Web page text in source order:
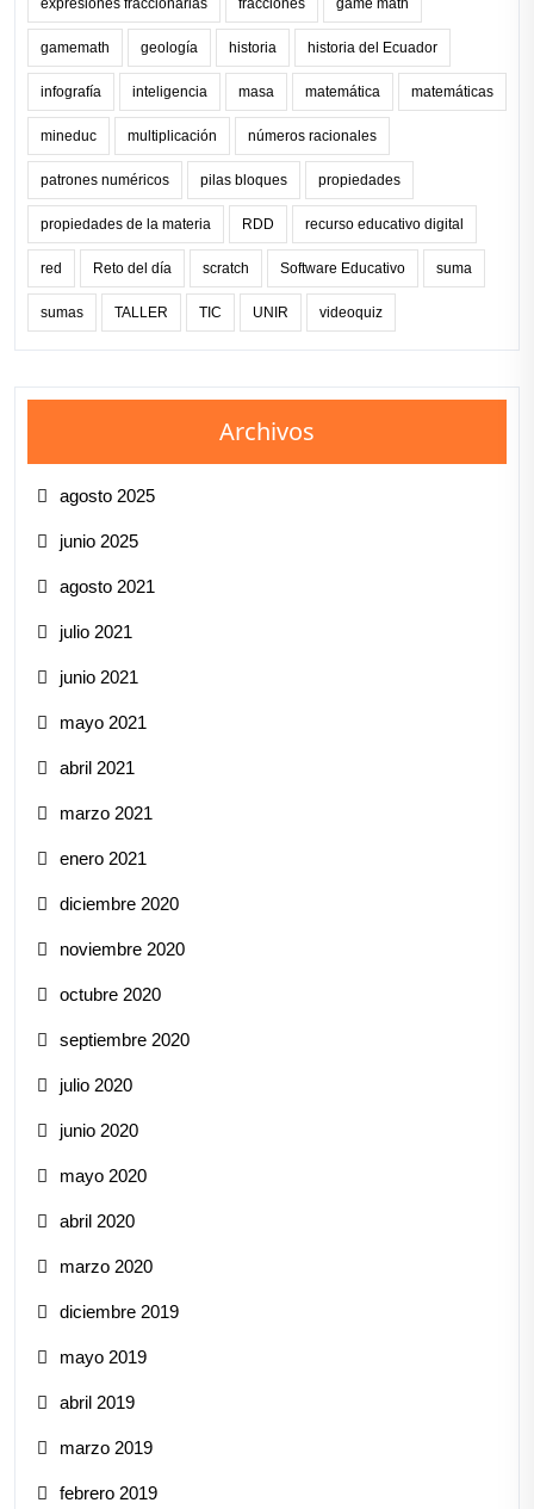
expresiones fraccionarias fracciones game math
gamemath geología historia historia del Ecuador
infografía inteligencia masa matemática matemáticas
mineduc multiplicación números racionales
patrones numéricos pilas bloques propiedades
propiedades de la materia RDD recurso educativo digital
red Reto del día scratch Software Educativo suma
sumas TALLER TIC UNIR videoquiz
Archivos
agosto 2025
junio 2025
agosto 2021
julio 2021
junio 2021
mayo 2021
abril 2021
marzo 2021
enero 2021
diciembre 2020
noviembre 2020
octubre 2020
septiembre 2020
julio 2020
junio 2020
mayo 2020
abril 2020
marzo 2020
diciembre 2019
mayo 2019
abril 2019
marzo 2019
febrero 2019